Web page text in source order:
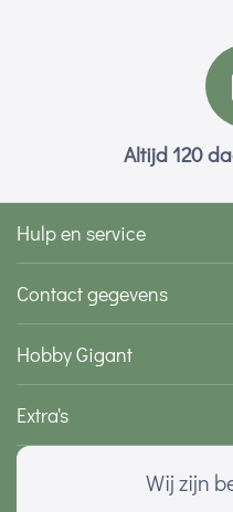
Altijd 120
Hulp en service
Contact gegevens
Hobby Gigant
Extra's
Wij zijn